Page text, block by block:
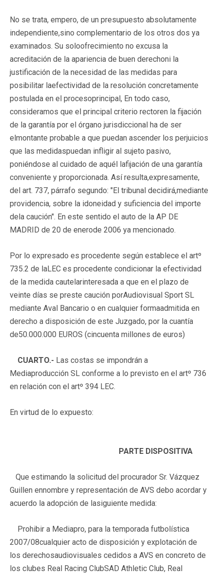
No se trata, empero, de un presupuesto absolutamente
independiente,sino complementario de los otros dos ya
examinados. Su soloofrecimiento no excusa la
acreditación de la apariencia de buen derechoni la
justificación de la necesidad de las medidas para
posibilitar laefectividad de la resolución concretamente
postulada en el procesoprincipal, En todo caso,
consideramos que el principal criterio rectoren la fijación
de la garantía por el órgano jurisdiccional ha de ser
elmontante probable a que puedan ascender los perjuicios
que las medidaspuedan infligir al sujeto pasivo,
poniéndose al cuidado de aquél lafijación de una garantía
conveniente y proporcionada. Así resulta,expresamente,
del art. 737, párrafo segundo: "El tribunal decidirá,mediante
providencia, sobre la idoneidad y suficiencia del importe
dela caución". En este sentido el auto de la AP DE
MADRID de 20 de enerode 2006 ya mencionado.
Por lo expresado es procedente según establece el artº
735.2 de laLEC es procedente condicionar la efectividad
de la medida cautelarinteresada a que en el plazo de
veinte días se preste caución porAudiovisual Sport SL
mediante Aval Bancario o en cualquier formaadmitida en
derecho a disposición de este Juzgado, por la cuantía
de50.000.000 EUROS (cincuenta millones de euros)
CUARTO.- Las costas se impondrán a
Mediaproducción SL conforme a lo previsto en el artº 736
en relación con el artº 394 LEC.
En virtud de lo expuesto:
PARTE DISPOSITIVA
Que estimando la solicitud del procurador Sr. Vázquez
Guillen ennombre y representación de AVS debo acordar y
acuerdo la adopción de lasiguiente medida:
Prohibir a Mediapro, para la temporada futbolística
2007/08cualquier acto de disposición y explotación de
los derechosaudiovisuales cedidos a AVS en concreto de
los clubes Real Racing ClubSAD Athletic Club, Real